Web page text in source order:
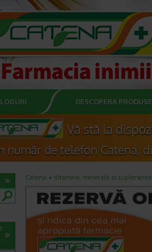
DESCOPERA PRODUSE
Catena Vitamine, minerale si suplimente